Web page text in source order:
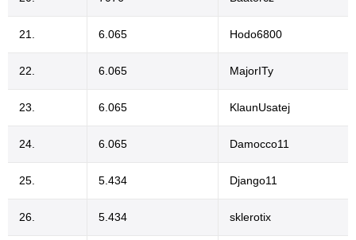
21. 6.065 Hodo6800
22. 6.065 MajorITy
23. 6.065 KlaunUsatej
24. 6.065 Damocco11
25. 5.434 Django11
26. 5.434 sklerotix